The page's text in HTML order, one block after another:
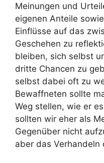
Meinungen und
eigenen Anteile
Einflüsse auf das
Geschehen zu
bleiben, sich selbst
dritte Chancen zu
selbst dabei oft zu
Bewaffneten sollte
Weg stellen, wie er
sollten wir eher als
Gegenüber nicht
aber das Verhandeln